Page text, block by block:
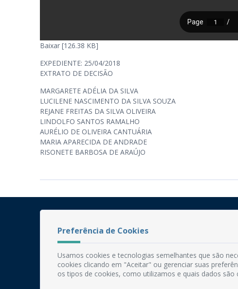
Baixar [126.38 KB]
EXPEDIENTE: 25/04/2018
EXTRATO DE DECISÃO
MARGARETE ADÉLIA DA SILVA
LUCILENE NASCIMENTO DA SILVA SOUZA
REJANE FREITAS DA SILVA OLIVEIRA
LINDOLFO SANTOS RAMALHO
AURÉLIO DE OLIVEIRA CANTUÁRIA
MARIA APARECIDA DE ANDRADE
RISONETE BARBOSA DE ARAÚJO
Preferência de Cookies
Usamos cookies e tecnologias semelhantes que são
cookies clicando em "Aceitar" ou gerenciar suas
os tipos de cookies, como utilizamos e quais dados são